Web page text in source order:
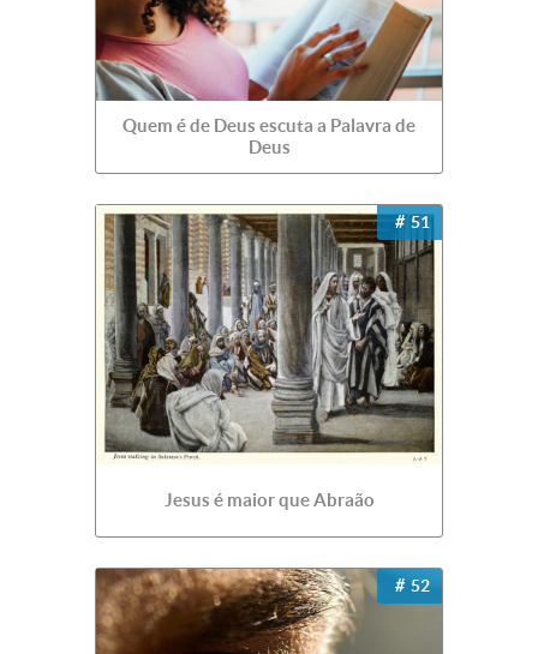
Quem é de Deus escuta a Palavra de
Deus
51
Jesus é maior que Abraão
52